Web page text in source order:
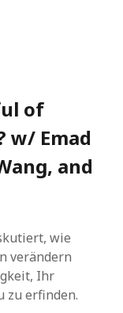
of
Emad
and
wie
verändern
Ihr
zu erfinden.